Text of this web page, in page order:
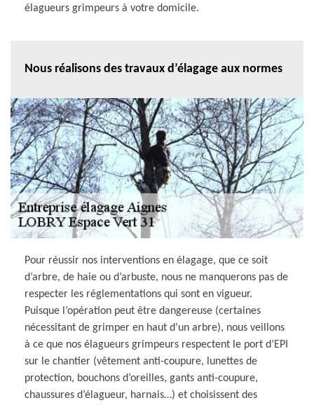
élagueurs grimpeurs à votre domicile.
Nous réalisons des travaux d’élagage aux normes
Pour réussir nos interventions en élagage, que ce soit
d’arbre, de haie ou d’arbuste, nous ne manquerons pas de
respecter les réglementations qui sont en vigueur.
Puisque l’opération peut être dangereuse (certaines
nécessitant de grimper en haut d’un arbre), nous veillons
à ce que nos élagueurs grimpeurs respectent le port d’EPI
sur le chantier (vêtement anti-coupure, lunettes de
protection, bouchons d’oreilles, gants anti-coupure,
chaussures d’élagueur, harnais…) et choisissent des